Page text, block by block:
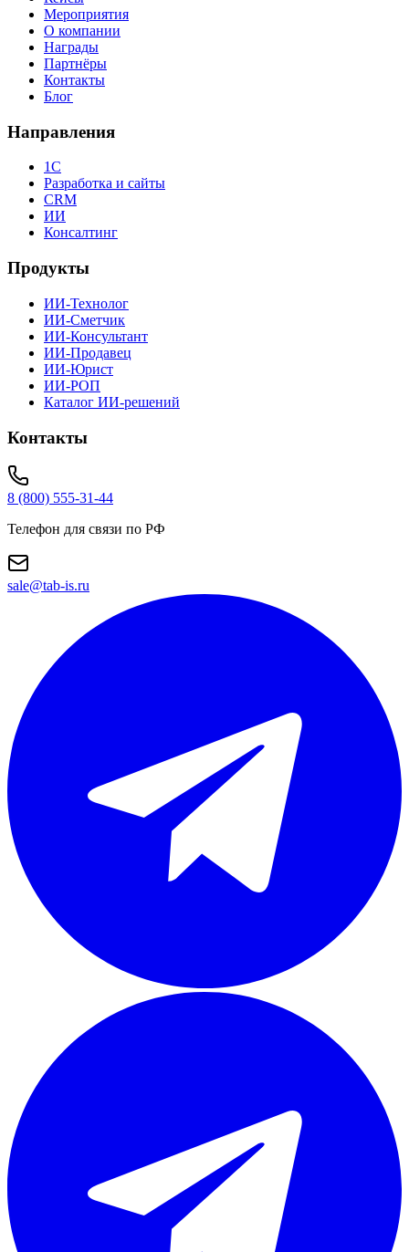
Мероприятия
О компании
Награды
Партнёры
Контакты
Блог
Направления
1С
Разработка и сайты
CRM
ИИ
Консалтинг
Продукты
ИИ-Технолог
ИИ-Сметчик
ИИ-Консультант
ИИ-Продавец
ИИ-Юрист
ИИ-РОП
Каталог ИИ-решений
Контакты
8 (800) 555-31-44
Телефон для связи по РФ
sale@tab-is.ru